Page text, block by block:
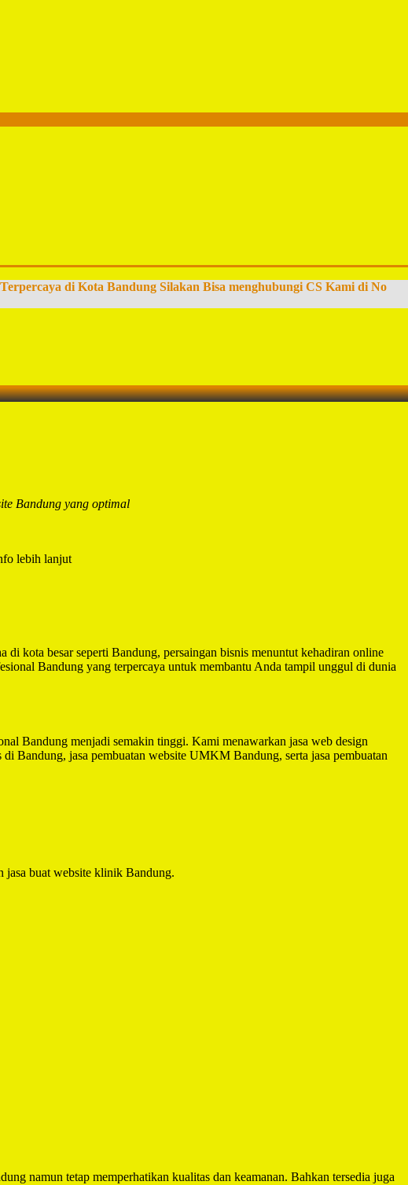
di Kota Bandung Silakan Bisa menghubungi CS Kami di No
Bandung yang optimal
lebih lanjut
kota besar seperti Bandung, persaingan bisnis menuntut kehadiran online
Bandung yang terpercaya untuk membantu Anda tampil unggul di dunia
Bandung menjadi semakin tinggi. Kami menawarkan jasa web design
Bandung, jasa pembuatan website UMKM Bandung, serta jasa pembuatan
jasa buat website klinik Bandung.
namun tetap memperhatikan kualitas dan keamanan. Bahkan tersedia juga